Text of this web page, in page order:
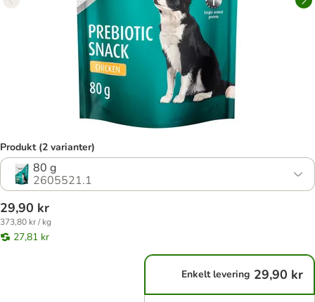
Produkt (2 varianter)
80 g
2605521.1
29,90 kr
373,80 kr / kg
27,81 kr
Enkelt levering 29,90 kr